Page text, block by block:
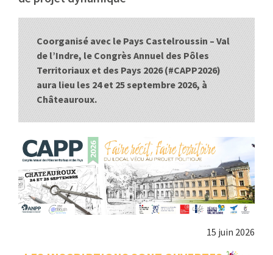
:
PUBLICATIONS
JURIDIQUE
EMPLOI
Coorganisé avec le Pays Castelroussin – Val
de l’Indre, le Congrès Annuel des Pôles
Territoriaux et des Pays 2026 (#CAPP2026)
aura lieu les 24 et 25 septembre 2026, à
Châteauroux.
15 juin 2026